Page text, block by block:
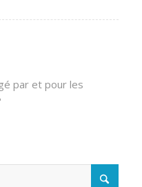
par et pour les